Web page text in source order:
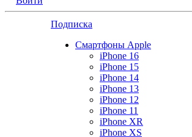
Подписка
Смартфоны Apple
iPhone 16
iPhone 15
iPhone 14
iPhone 13
iPhone 12
iPhone 11
iPhone XR
iPhone XS